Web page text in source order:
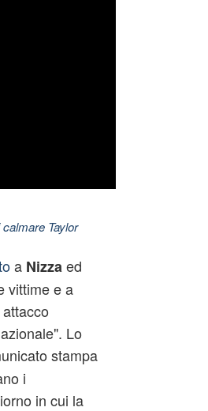
Taylor
a Nizza ed
vittime e a
Lo
stampa
i
in cui la